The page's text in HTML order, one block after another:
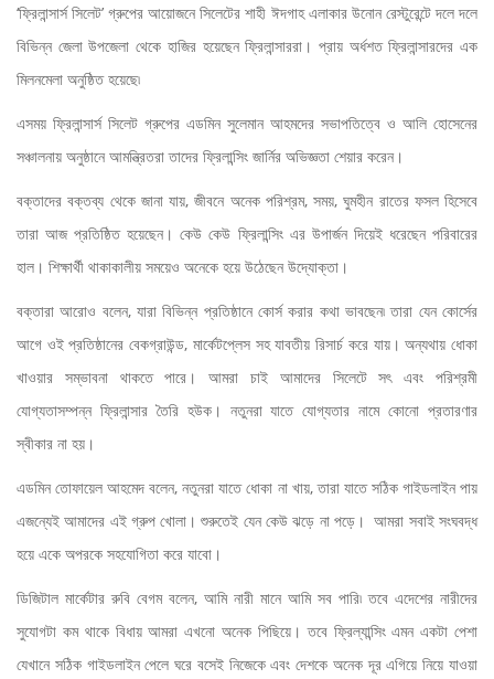
‘ফ্রিলান্সার্স সিলেট’ গ্রুপের আয়োজনে সিলেটের শাহী ঈদগাহ এলাকার উনোন রেস্টুরেন্টে দলে দলে
বিভিন্ন জেলা উপজেলা থেকে হাজির হয়েছেন ফ্রিলান্সাররা। প্রায় অর্ধশত ফ্রিলান্সারদের এক
মিলনমেলা অনুষ্ঠিত হয়েছে৷
এসময় ফ্রিলান্সার্স সিলেট গ্রুপের এডমিন সুলেমান আহমদের সভাপতিত্বে ও আলি হোসেনের
সঞ্চালনায় অনুষ্ঠানে আমন্ত্রিতরা তাদের ফ্রিলান্সিং জার্নির অভিজ্ঞতা শেয়ার করেন।
বক্তাদের বক্তব্য থেকে জানা যায়, জীবনে অনেক পরিশ্রম, সময়, ঘুমহীন রাতের ফসল হিসেবে
তারা আজ প্রতিষ্ঠিত হয়েছেন। কেউ কেউ ফ্রিলান্সিং এর উপার্জন দিয়েই ধরেছেন পরিবারের
হাল। শিক্ষার্থী থাকাকালীয় সময়েও অনেকে হয়ে উঠেছেন উদ্যোক্তা।
বক্তারা আরোও বলেন, যারা বিভিন্ন প্রতিষ্ঠানে কোর্স করার কথা ভাবছেন৷ তারা যেন কোর্সের
আগে ওই প্রতিষ্ঠানের বেকগ্রাউন্ড, মার্কেটপ্লেস সহ যাবতীয় রিসার্চ করে যায়। অন্যথায় ধোকা
খাওয়ার সম্ভাবনা থাকতে পারে। আমরা চাই আমাদের সিলেটে সৎ এবং পরিশ্রমী
যোগ্যতাসম্পন্ন ফ্রিলান্সার তৈরি হউক। নতুনরা যাতে যোগ্যতার নামে কোনো প্রতারণার
স্বীকার না হয়।
এডমিন তোফায়েল আহমেদ বলেন, নতুনরা যাতে ধোকা না খায়, তারা যাতে সঠিক গাইডলাইন পায়
এজন্যেই আমাদের এই গ্রুপ খোলা। শুরুতেই যেন কেউ ঝড়ে না পড়ে। আমরা সবাই সংঘবদ্ধ
হয়ে একে অপরকে সহযোগিতা করে যাবো।
ডিজিটাল মার্কেটার রুবি বেগম বলেন, আমি নারী মানে আমি সব পারি৷ তবে এদেশের নারীদের
সুযোগটা কম থাকে বিধায় আমরা এখনো অনেক পিছিয়ে। তবে ফ্রিল্যান্সিং এমন একটা পেশা
যেখানে সঠিক গাইডলাইন পেলে ঘরে বসেই নিজেকে এবং দেশকে অনেক দূর এগিয়ে নিয়ে যাওয়া